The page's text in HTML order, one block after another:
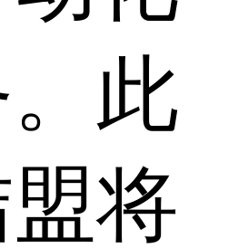
此
将